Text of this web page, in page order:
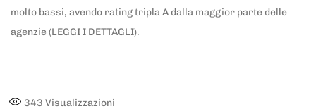
molto bassi, avendo rating tripla A dalla maggior parte delle
agenzie (LEGGI I DETTAGLI).
343 Visualizzazioni